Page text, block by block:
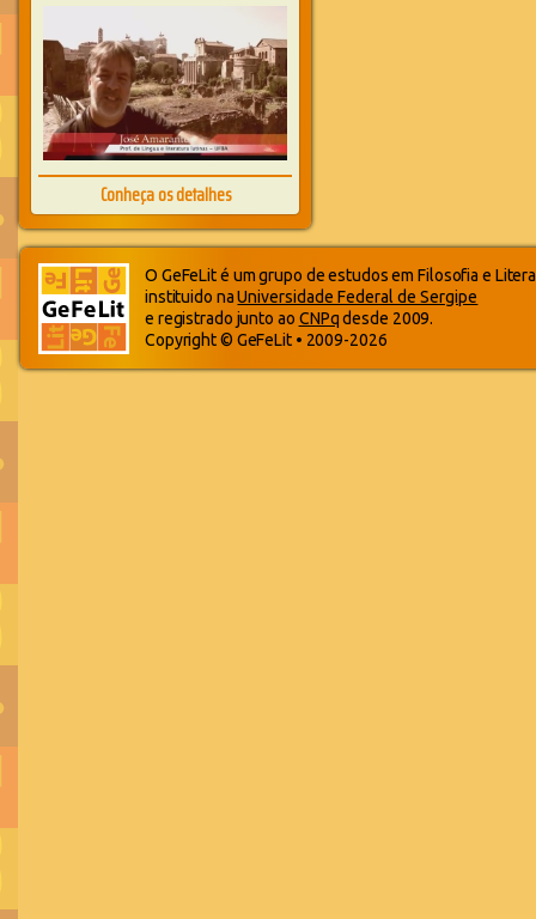
Conheça os detalhes
O GeFeLit é um grupo de estudos em Filosofia e
instituido naUniversidade Federal de Sergipe
e registrado junto ao CNPqdesde 2009.
Copyright © GeFeLit • 2009-2026